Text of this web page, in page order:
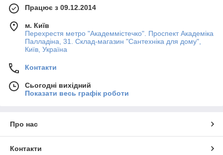
Працює з 09.12.2014
м. Київ
Перехрестя метро "Академмістечко". Проспект Академіка
Палладіна, 31. Склад-магазин "Сантехніка для дому",
Київ, Україна
Контакти
Сьогодні вихідний
Показати весь графік роботи
Про нас
Контакти